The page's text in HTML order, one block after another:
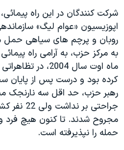
ویدیوها
فرهنگ و زندگی
حقوق شهروندی
اقتصادی
علم و فناوری
اسرائیل در جنگ
گالری عکس
آرشیو پخش زنده
بایگانی برنامه‌های تلویزیونی
مستندها
انتخابات ریاست جمهوری آمریکا ۲۰۲۴
حمله جمهوری اسلامی به اسرائیل
رمز مهسا
ورزش زنان در ایران
اعتراضات زن، زندگی، آزادی
مجموعه مستندهای دادخواهی
دنبال کنید
زبانهای مختلف
شرکت کنندگان در اين راه
اپوزيسيون «عوام ليگ»
روبان و پرچم های سياهی حمل
به مرکز حزب، به آرامی راه
ماه اوت سال 2004،
کرده بود و درست پس از پايان
رهبر حزب، حد اقل سه نارنجک
جراحتی بر
مجروح شدند. تا کنون هيچ فرد
حمله را نپذيرفته است.